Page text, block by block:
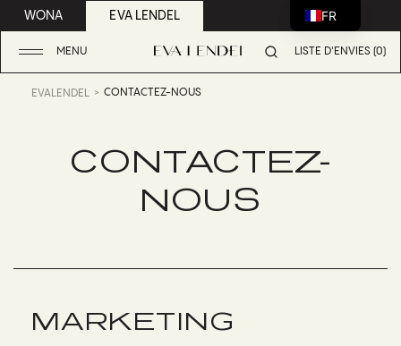
WONA EVA LENDEL
MENU LISTE D'ENVIES (0)
EVALENDEL CONTACTEZ-NOUS
CONTACTEZ-
NOUS
MARKETING
FR